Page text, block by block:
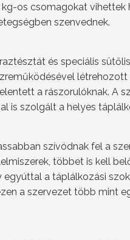
os csomagokat vihettek
szenvednek.
és speciális
a rászorulóknak. A
is szolgált a helyes
szívódnak fel a
többet is kell
egyúttal a táplálkozási
a szervezet több mint